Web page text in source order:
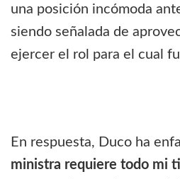
una posición incómoda
siendo señalada de
ejercer el rol para el cual
En respuesta, Duco ha
ministra requiere todo mi